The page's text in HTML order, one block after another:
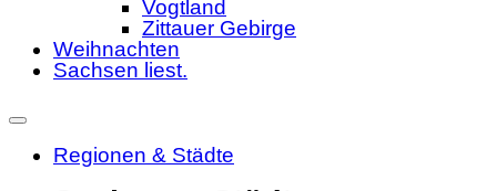
Vogtland
Zittauer Gebirge
Weihnachten
Sachsen liest.
Regionen & Städte